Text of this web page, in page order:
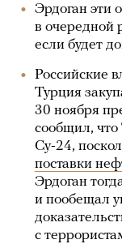
Эрдоган эти
в очередной
если будет
Российские
Турция
30 ноября
сообщил, что
Су-24,
поставки
Эрдоган
и пообещал
с